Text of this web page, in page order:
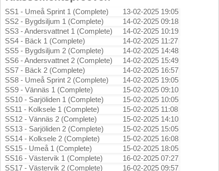
SS1 - Umeå Sprint 1 (Complete)
13-02-2025 19:05
SS2 - Bygdsiljum 1 (Complete)
14-02-2025 09:18
SS3 - Andersvattnet 1 (Complete)
14-02-2025 10:19
SS4 - Bäck 1 (Complete)
14-02-2025 11:27
SS5 - Bygdsiljum 2 (Complete)
14-02-2025 14:48
SS6 - Andersvattnet 2 (Complete)
14-02-2025 15:49
SS7 - Bäck 2 (Complete)
14-02-2025 16:57
SS8 - Umeå Sprint 2 (Complete)
14-02-2025 19:05
SS9 - Vännäs 1 (Complete)
15-02-2025 09:10
SS10 - Sarjöliden 1 (Complete)
15-02-2025 10:05
SS11 - Kolksele 1 (Complete)
15-02-2025 11:08
SS12 - Vännäs 2 (Complete)
15-02-2025 14:10
SS13 - Sarjöliden 2 (Complete)
15-02-2025 15:05
SS14 - Kolksele 2 (Complete)
15-02-2025 16:08
SS15 - Umeå 1 (Complete)
15-02-2025 18:05
SS16 - Västervik 1 (Complete)
16-02-2025 07:27
SS17 - Västervik 2 (Complete)
16-02-2025 09:57